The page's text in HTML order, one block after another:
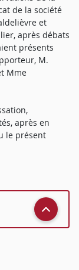
de la société
et
après débats
présents
M.
Mme
après en
le présent